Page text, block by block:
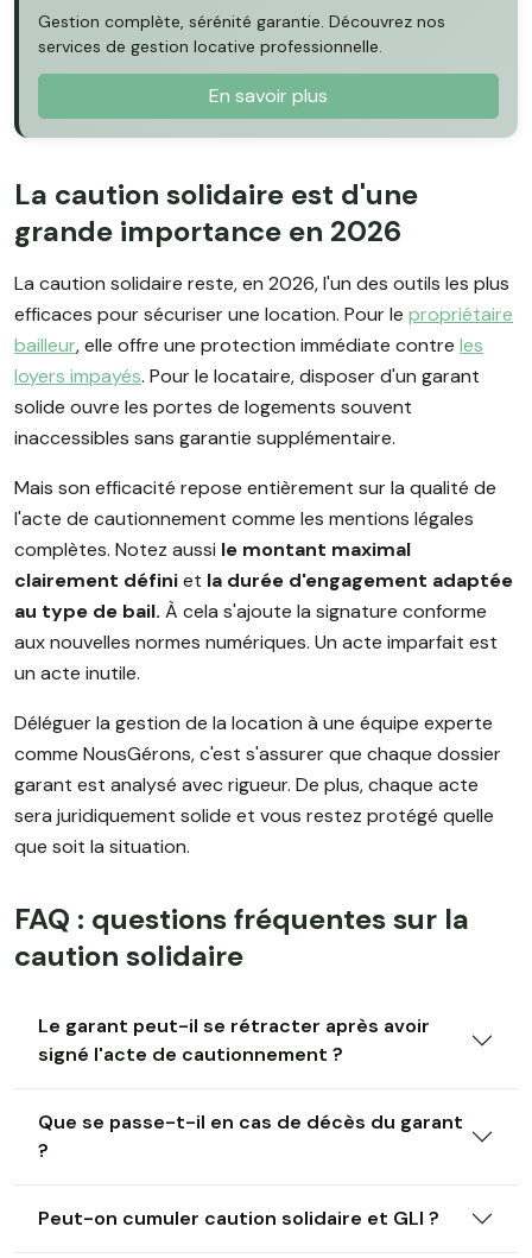
Gestion complète, sérénité garantie. Découvrez nos
services de gestion locative professionnelle.
En savoir plus
La caution solidaire est d'une
grande importance en 2026
La caution solidaire reste, en 2026, l'un des outils les plus
efficaces pour sécuriser une location. Pour le propriétaire
bailleur, elle offre une protection immédiate contre les
loyers impayés. Pour le locataire, disposer d'un garant
solide ouvre les portes de logements souvent
inaccessibles sans garantie supplémentaire.
Mais son efficacité repose entièrement sur la qualité de
l'acte de cautionnement comme les mentions légales
complètes. Notez aussi le montant maximal
clairement définiet la durée d'engagement adaptée
au type de bail. À cela s'ajoute la signature conforme
aux nouvelles normes numériques. Un acte imparfait est
un acte inutile.
Déléguer la gestion de la location à une équipe experte
comme NousGérons, c'est s'assurer que chaque dossier
garant est analysé avec rigueur. De plus, chaque acte
sera juridiquement solide et vous restez protégé quelle
que soit la situation.
FAQ : questions fréquentes sur la
caution solidaire
Le garant peut-il se rétracter après avoir
signé l'acte de cautionnement ?
Que se passe-t-il en cas de décès du garant
?
Peut-on cumuler caution solidaire et GLI ?